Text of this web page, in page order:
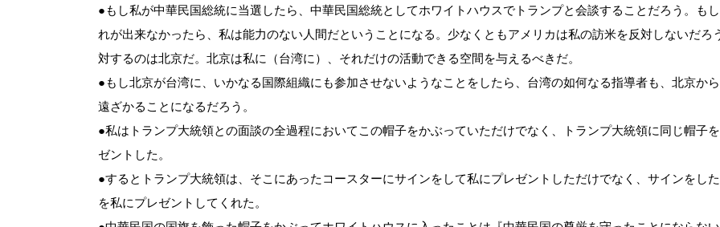
●もし私が中華民国総統に当選したら、中華民国総統としてホワイトハウスでトランプと会談することだろう。も
れが出来なかったら、私は能力のない人間だということになる。少なくともアメリカは私の訪米を反対しないだろ
対するのは北京だ。北京は私に（台湾に）、それだけの活動できる空間を与えるべきだ。
●もし北京が台湾に、いかなる国際組織にも参加させないようなことをしたら、台湾の如何なる指導者も、北京か
遠ざかることになるだろう。
●私はトランプ大統領との面談の全過程においてこの帽子をかぶっていただけでなく、トランプ大統領に同じ帽子
ゼントした。
●するとトランプ大統領は、そこにあったコースターにサインをして私にプレゼントしただけでなく、サインをし
を私にプレゼントしてくれた。